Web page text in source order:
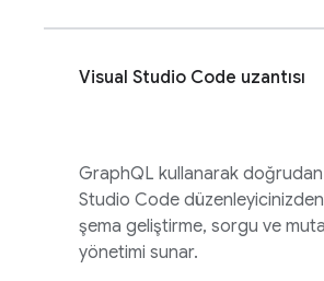
Visual Studio Code uzantısı
GraphQL kullanarak doğrudan
Studio Code
şema geliştirme, sorgu ve
yönetimi sunar.